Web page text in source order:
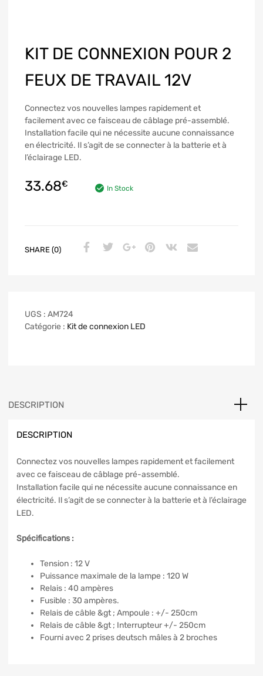
KIT DE CONNEXION POUR 2
FEUX DE TRAVAIL 12V
Connectez vos nouvelles lampes rapidement et
facilement avec ce faisceau de câblage pré-assemblé.
Installation facile qui ne nécessite aucune connaissance
en électricité. Il s’agit de se connecter à la batterie et à
l’éclairage LED.
33.68€ In Stock
SHARE (0)
UGS : AM724
Catégorie : Kit de connexion LED
DESCRIPTION
DESCRIPTION
Connectez vos nouvelles lampes rapidement et facilement
avec ce faisceau de câblage pré-assemblé.
Installation facile qui ne nécessite aucune connaissance en
électricité. Il s’agit de se connecter à la batterie et à l’éclairage
LED.
Spécifications :
Tension : 12 V
Puissance maximale de la lampe : 120 W
Relais : 40 ampères
Fusible : 30 ampères.
Relais de câble &gt ; Ampoule : +/- 250cm
Relais de câble &gt ; Interrupteur +/- 250cm
Fourni avec 2 prises deutsch mâles à 2 broches